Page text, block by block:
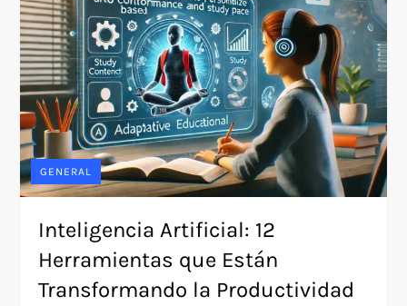
GENERAL
Inteligencia Artificial: 12
Herramientas que Están
Transformando la Productividad